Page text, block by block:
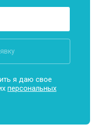
я даю свое
персональных